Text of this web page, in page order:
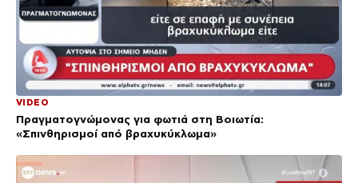
VIDEO
Πραγματογνώμονας για φωτιά στη Βοιωτία:
«Σπινθηρισμοί από βραχυκύκλωμα»